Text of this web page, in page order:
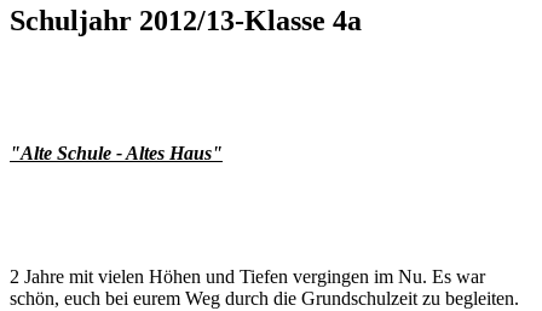
Schuljahr 2012/13-Klasse 4a
"Alte Schule - Altes Haus"
2 Jahre mit vielen Höhen und Tiefen vergingen im Nu. Es war
schön, euch bei eurem Weg durch die Grundschulzeit zu begleiten.